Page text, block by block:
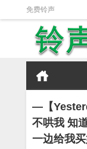
免费铃声
—【
不哄我 知
一边给我